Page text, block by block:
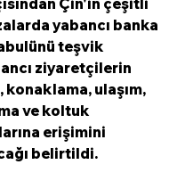
yabancı banka
teşvik
ziyaretçilerin
ulaşım,
ve koltuk
erişimini
belirtildi.